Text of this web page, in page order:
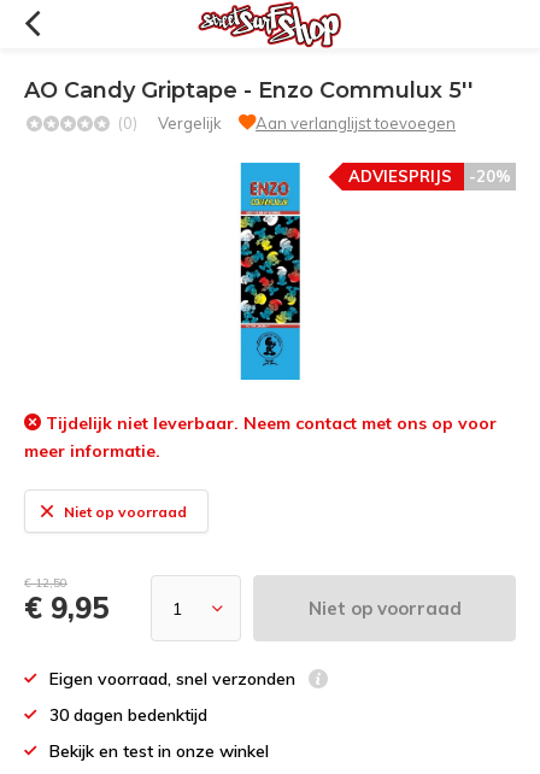
AO Candy Griptape - Enzo Commulux 5''
(0) Vergelijk Aan verlanglijst toevoegen
-20%
ADVIESPRIJS
Tijdelijk niet leverbaar. Neem contact met ons op voor
meer informatie.
Niet op voorraad
€ 12,50
€ 9,95 Niet op voorraad
Eigen voorraad, snel verzonden
30 dagen bedenktijd
Bekijk en test in onze winkel